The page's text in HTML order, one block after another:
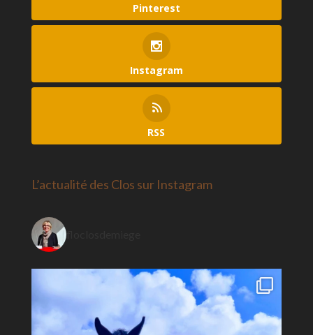
Pinterest
Instagram
RSS
L’actualité des Clos sur Instagram
floclosdemiege